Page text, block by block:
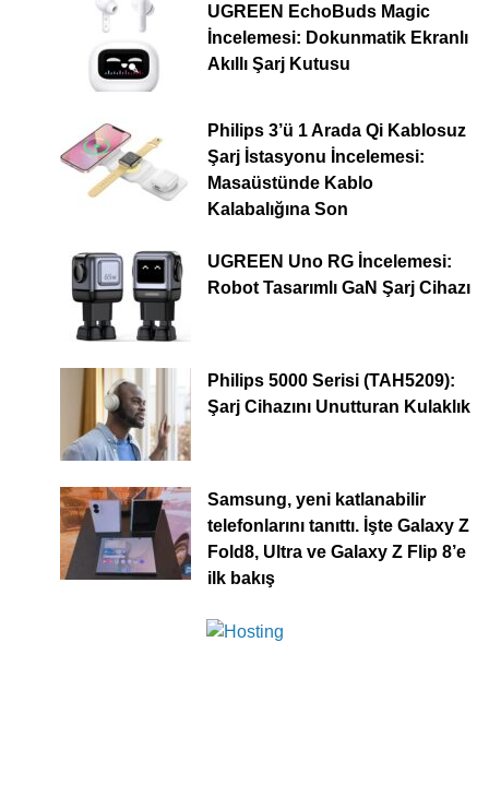
UGREEN EchoBuds Magic
İncelemesi: Dokunmatik Ekranlı
Akıllı Şarj Kutusu
Philips 3’ü 1 Arada Qi Kablosuz
Şarj İstasyonu İncelemesi:
Masaüstünde Kablo
Kalabalığına Son
UGREEN Uno RG İncelemesi:
Robot Tasarımlı GaN Şarj Cihazı
Philips 5000 Serisi (TAH5209):
Şarj Cihazını Unutturan Kulaklık
Samsung, yeni katlanabilir
telefonlarını tanıttı. İşte Galaxy Z
Fold8, Ultra ve Galaxy Z Flip 8’e
ilk bakış